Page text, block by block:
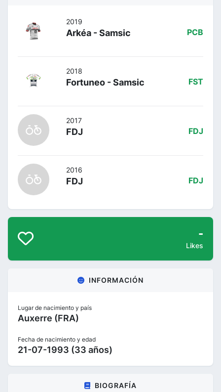
2019
Arkéa - Samsic PCB
2018
Fortuneo - Samsic FST
2017
FDJ FDJ
2016
FDJ FDJ
-
Likes
INFORMACIÓN
Lugar de nacimiento y país
Auxerre (FRA)
Fecha de nacimiento y edad
21-07-1993 (33 años)
BIOGRAFÍA